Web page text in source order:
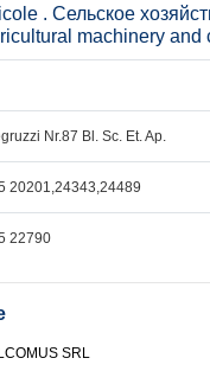
. Сельское
machinery and
Nr.87 Bl. Sc. Et. Ap.
20201,24343,24489
22790
SRL